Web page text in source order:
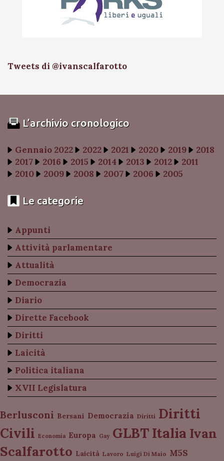
Tweets di @ivanscalfarotto
L’archivio cronologico
Gennaio 2022 2022 2021 2020 2019
2018
2017
2016 2015 2014 2013 2012
2011
2010
2009 2008 2007 2006 2005
Le categorie
Appunti
Attività parlamentare
Attualità
Democrazia
Diario
Dirette Facebook
Diritti
Laicità
Politica italiana
XVII Legislatura
Berlusconi Bersani Democrazia Diritti Diritti
Civili Economia Europa Gay GLBT Italia Ivan
Scalfarotto Laicità Lavoro Luigi Di Maio M5S